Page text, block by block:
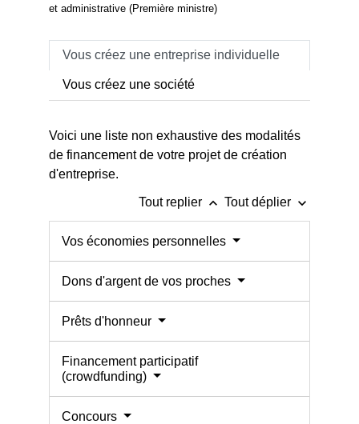
et administrative (Première ministre)
Vous créez une entreprise individuelle
Vous créez une société
Voici une liste non exhaustive des modalités
de financement de votre projet de création
d'entreprise.
Tout replier keyboard_arrow_up Tout déplier keyboard_arrow_down
Vos économies personnelles
Dons d'argent de vos proches
Prêts d'honneur
Financement participatif
(crowdfunding)
Concours